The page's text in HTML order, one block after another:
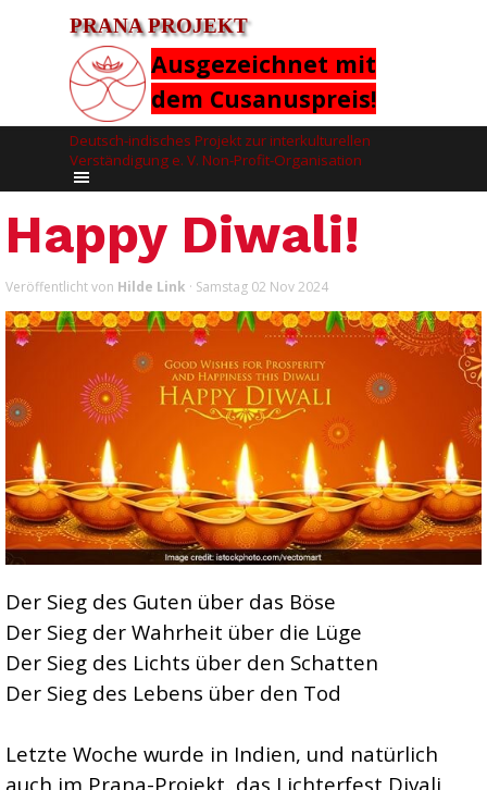
PRANA PROJEKT
Deutsch-indisches Projekt zur interkulturellen
Verständigung e. V. Non-Profit-Organisation
Ausgezeichnet mit
dem Cusanuspreis!
Happy Diwali!
Veröffentlicht von Hilde Link · Samstag 02 Nov 2024
Der Sieg des Guten über das Böse
Der Sieg der Wahrheit über die Lüge
Der Sieg des Lichts über den Schatten
Der Sieg des Lebens über den Tod
Letzte Woche wurde in Indien, und natürlich
auch im Prana-Projekt, das Lichterfest Divali